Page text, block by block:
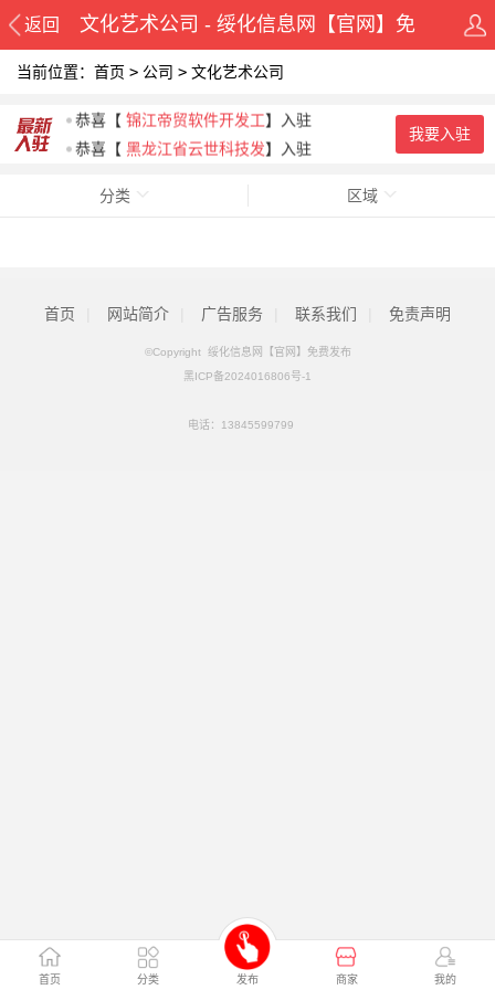
返回 文化艺术公司 - 绥化信息网【官网】免
费发布
首页 分类 发布 商家 我的
当前位置： 首页 > 公司 > 文化艺术公司
我要入驻
恭喜 【 锦江帝贸软件开发工】入驻
恭喜 【 黑龙江省云世科技发】入驻
分类 区域
首页 网站简介 广告服务 联系我们 免责声明
©Copyright 绥化信息网【官网】免费发布
黑ICP备2024016806号-1
电话： 13845599799